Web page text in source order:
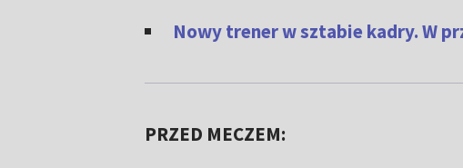
Nowy trener w sztabie kadry. W
PRZED MECZEM: